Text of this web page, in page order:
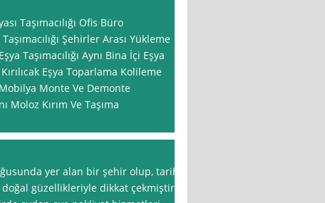
Taşımacılığı Ofis Büro
Şehirler Arası Yükleme
Taşımacılığı Aynı Bina İçi Eşya
Kırılıcak Eşya Toparlama Kolileme
Monte Ve Demonte
Moloz Kırım Ve Taşıma
yer alan bir şehir olup, tarih
güzellikleriyle dikkat çekmiştir.